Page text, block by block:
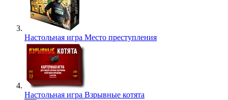
Настольная игра Место преступления
Настольная игра Взрывные котята